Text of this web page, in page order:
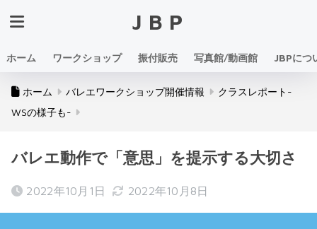
JBP
ホーム ワークショップ 振付販売 写真館/動画館 JBPにつ
ホーム バレエワークショップ開催情報
クラスレポート-
WSの様子も-
バレエ動作で「意思」を提示する大切さ
2022年10月1日 2022年10月8日